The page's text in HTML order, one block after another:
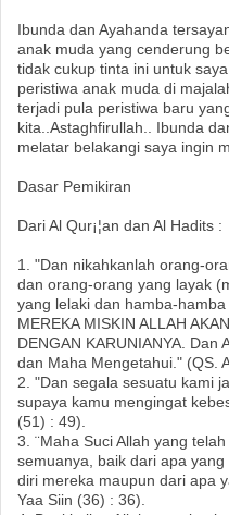
Ibunda dan Ayahanda
anak muda yang cenderung
tidak cukup tinta ini untuk
peristiwa anak muda di
terjadi pula peristiwa baru
kita..Astaghfirullah.. Ibunda
melatar belakangi saya ingin
Dasar Pemikiran
Dari Al Qur¡¦an dan Al Hadits :
1. "Dan nikahkanlah orang-
dan orang-orang yang layak
yang lelaki dan hamba-
MEREKA MISKIN ALLAH
DENGAN KARUNIANYA.
dan Maha Mengetahui." (QS.
2. "Dan segala sesuatu kami
supaya kamu mengingat
(51) : 49).
3. ¨Maha Suci Allah yang
semuanya, baik dari apa
diri mereka maupun dari apa
Yaa Siin (36) : 36).